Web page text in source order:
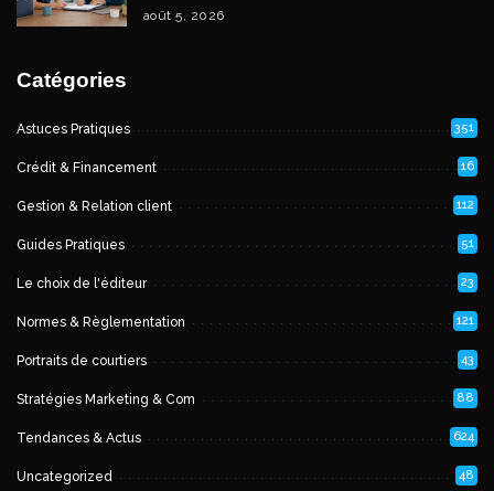
août 5, 2026
Catégories
Astuces Pratiques 351
Crédit & Financement 16
Gestion & Relation client 112
Guides Pratiques 51
Le choix de l'éditeur 23
Normes & Règlementation 121
Portraits de courtiers 43
Stratégies Marketing & Com 88
Tendances & Actus 624
Uncategorized 48